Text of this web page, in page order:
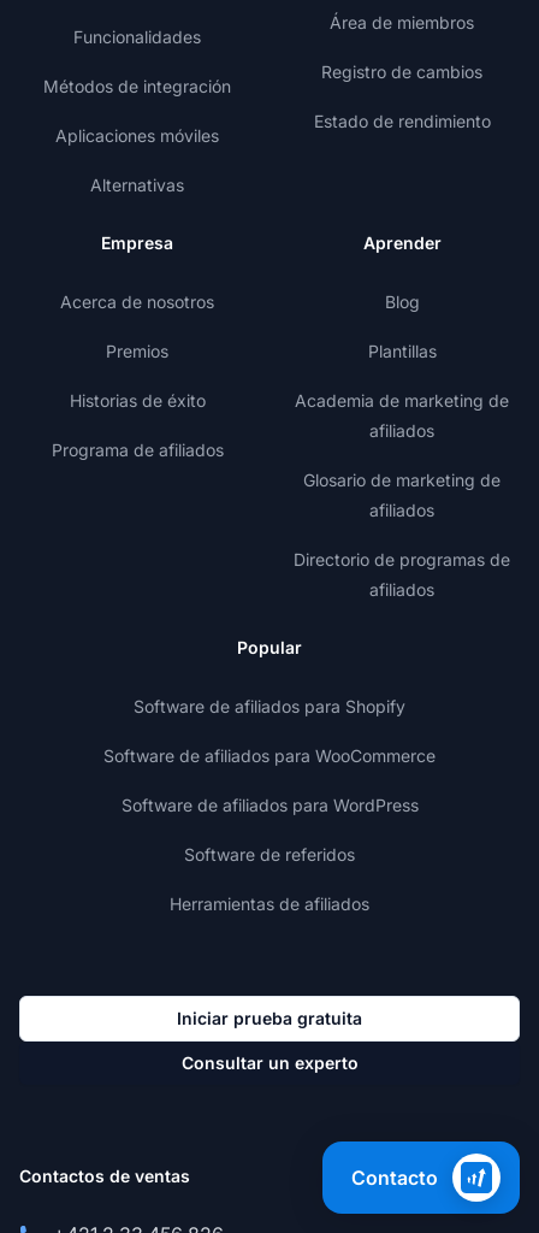
Funcionalidades
Métodos de integración
Aplicaciones móviles
Alternativas
Área de miembros
Registro de cambios
Estado de rendimiento
Empresa
Acerca de nosotros
Premios
Historias de éxito
Programa de afiliados
Aprender
Blog
Plantillas
Academia de marketing de
afiliados
Glosario de marketing de
afiliados
Directorio de programas de
afiliados
Popular
Software de afiliados para Shopify
Software de afiliados para WooCommerce
Software de afiliados para WordPress
Software de referidos
Herramientas de afiliados
Iniciar prueba gratuita
Consultar un experto
Contactos de ventas Contacto